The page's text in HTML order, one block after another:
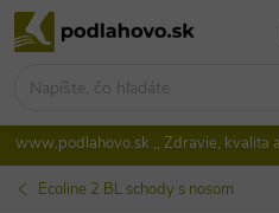
Prejsť
na
www.podlahovo.sk ,, Zdravie, kvalita
Ecoline 2 BL schody s nosom